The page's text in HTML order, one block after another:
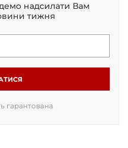
надсилати Вам
тижня
гарантована